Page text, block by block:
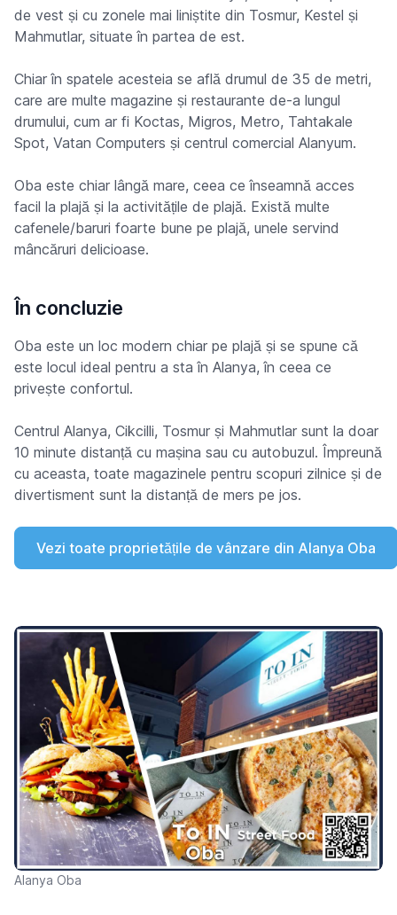
de vest și cu zonele mai liniștite din Tosmur, Kestel și
Mahmutlar, situate în partea de est.
Chiar în spatele acesteia se află drumul de 35 de metri,
care are multe magazine și restaurante de-a lungul
drumului, cum ar fi Koctas, Migros, Metro, Tahtakale
Spot, Vatan Computers și centrul comercial Alanyum.
Oba este chiar lângă mare, ceea ce înseamnă acces
facil la plajă și la activitățile de plajă. Există multe
cafenele/baruri foarte bune pe plajă, unele servind
mâncăruri delicioase.
În concluzie
Oba este un loc modern chiar pe plajă și se spune că
este locul ideal pentru a sta în Alanya, în ceea ce
privește confortul.
Centrul Alanya, Cikcilli, Tosmur și Mahmutlar sunt la doar
10 minute distanță cu mașina sau cu autobuzul. Împreună
cu aceasta, toate magazinele pentru scopuri zilnice și de
divertisment sunt la distanță de mers pe jos.
Vezi toate proprietățile de vânzare din Alanya Oba
Alanya Oba